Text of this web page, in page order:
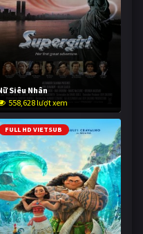
Siêu Nhân
558,628 lượt xem
FULL HD VIETSUB